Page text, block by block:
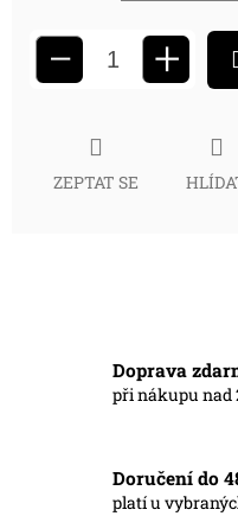
− +
ZEPTAT SE
Doprava
při nákupu nad
Doručení do
platí u